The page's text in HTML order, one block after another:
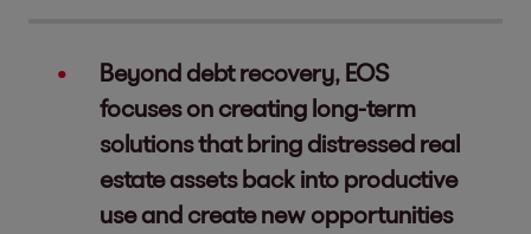
Beyond debt recovery, EOS
focuses on creating long-term
solutions that bring distressed real
estate assets back into productive
use and create new opportunities